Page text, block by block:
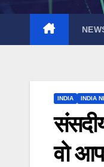
INDIA INDIA
वो